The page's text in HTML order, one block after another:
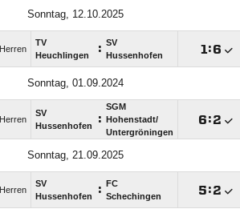
Sonntag, 12.10.2025
Herren
TV
Heuchlingen
: SV
Hussenhofen
:
Sonntag, 01.09.2024
Herren
SV
Hussenhofen
:
SGM
Hohenstadt/​
Untergröningen
:
Sonntag, 21.09.2025
Herren
SV
Hussenhofen
:
FC
Schechingen
: